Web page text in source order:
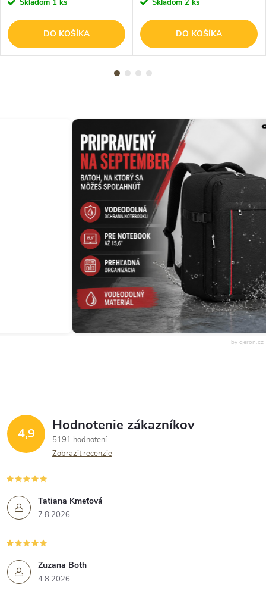
DO KOŠÍKA DO KOŠÍKA
by qeron.cz
4,9 Hodnotenie zákazníkov
5191 hodnotení
Zobraziť recenzie
Tatiana Kmeťová
7.8.2026
Zuzana Both
4.8.2026